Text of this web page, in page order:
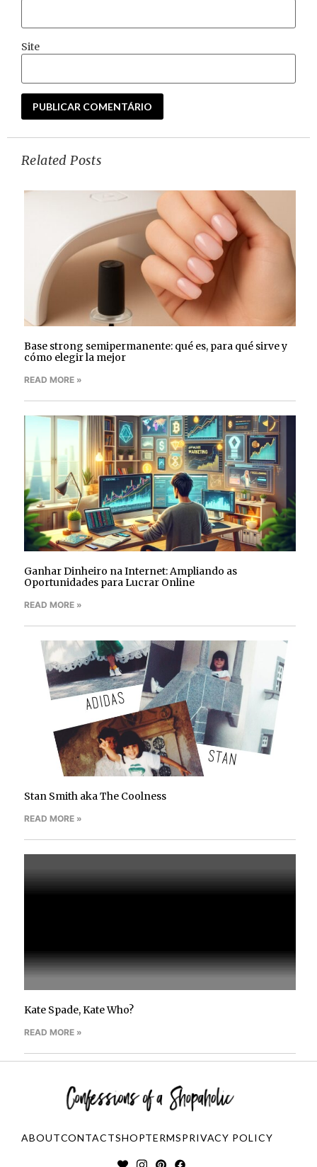
Site
Related Posts
Base strong semipermanente: qué es, para qué sirve y
cómo elegir la mejor
READ MORE »
Ganhar Dinheiro na Internet: Ampliando as
Oportunidades para Lucrar Online
READ MORE »
Stan Smith aka The Coolness
READ MORE »
Kate Spade, Kate Who?
READ MORE »
ABOUTCONTACTSHOPTERMSPRIVACY POLICY